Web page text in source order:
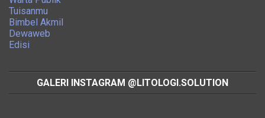
Tuisanmu
Bimbel Akmil
Dewaweb
Edisi
GALERI INSTAGRAM @LITOLOGI.SOLUTION